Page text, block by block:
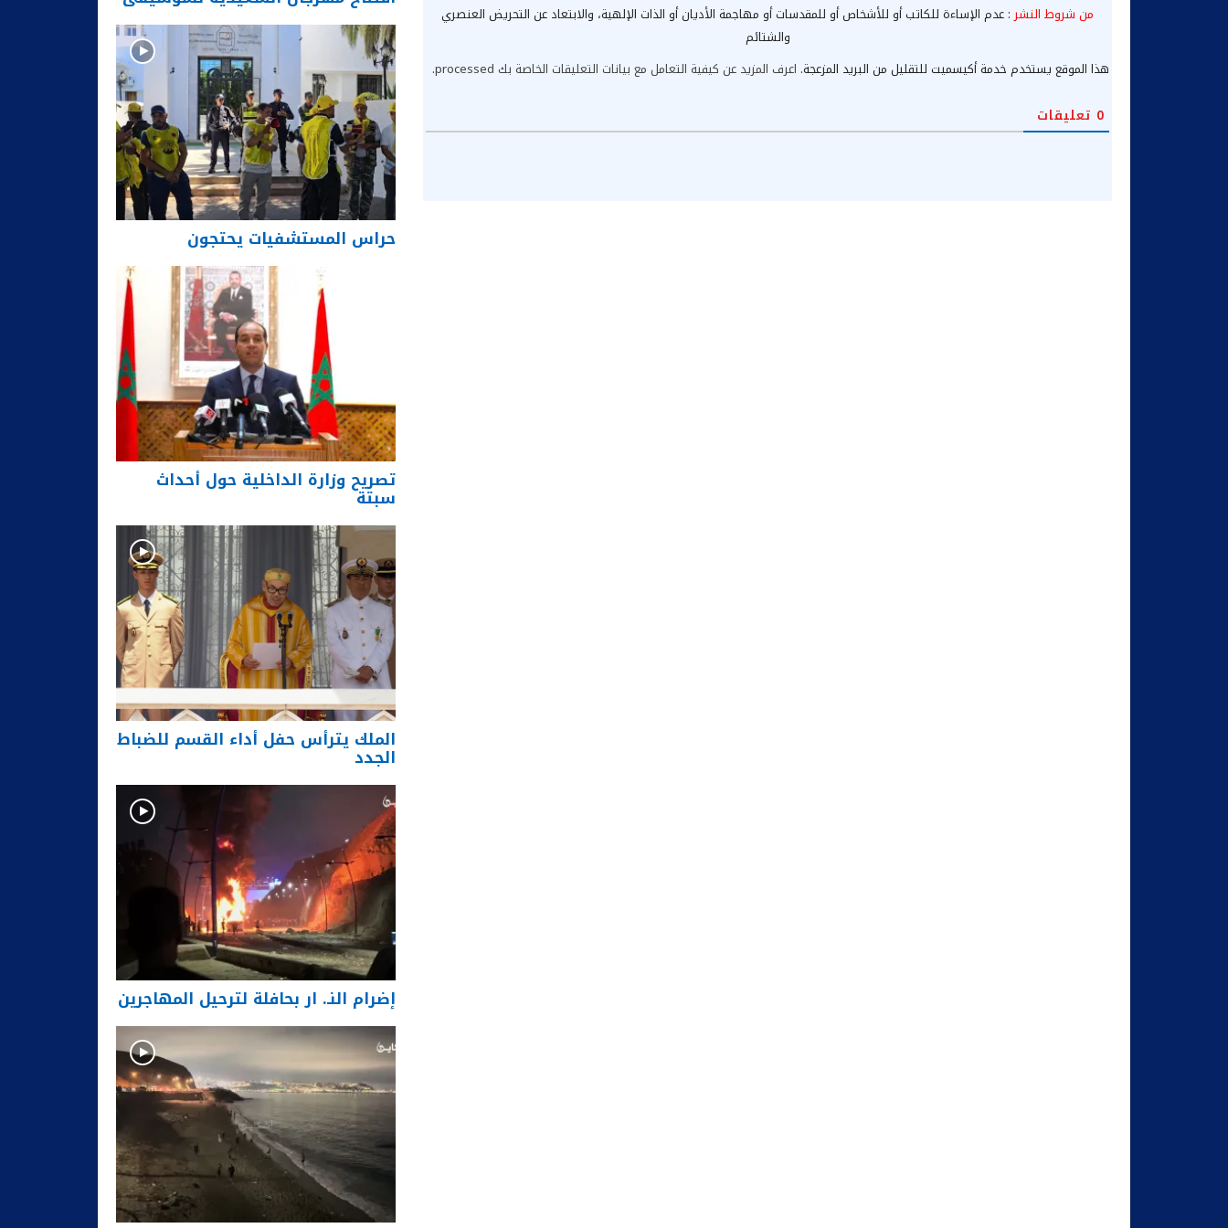
من شروط النشر: عدم الإساءة للكاتب أو للأشخاص أو للمقدسات أو مهاجمة الأديان أو الذات الإلهية، والابتعاد عن التحريض العنصري
والشتائم
هذا الموقع يستخدم خدمة أكيسميت للتقليل من البريد المزعجة. اعرف المزيد عن كيفية التعامل مع بيانات التعليقات الخاصة بك processed .
0 تعليقات
حراس المستشفيات يحتجون
تصريح وزارة الداخلية حول أحداث
سبتة
الملك يترأس حفل أداء القسم للضباط
الجدد
إضرام النـ. ار بحافلة لترحيل المهاجرين